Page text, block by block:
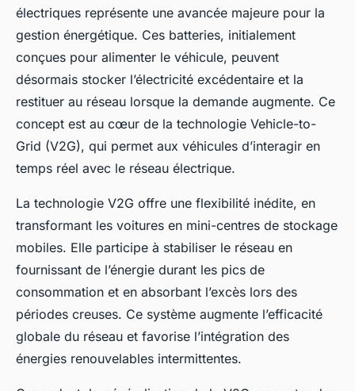
électriques représente une avancée majeure pour la
gestion énergétique. Ces batteries, initialement
conçues pour alimenter le véhicule, peuvent
désormais stocker l’électricité excédentaire et la
restituer au réseau lorsque la demande augmente. Ce
concept est au cœur de la technologie Vehicle-to-
Grid (V2G), qui permet aux véhicules d’interagir en
temps réel avec le réseau électrique.
La technologie V2G offre une flexibilité inédite, en
transformant les voitures en mini-centres de stockage
mobiles. Elle participe à stabiliser le réseau en
fournissant de l’énergie durant les pics de
consommation et en absorbant l’excès lors des
périodes creuses. Ce système augmente l’efficacité
globale du réseau et favorise l’intégration des
énergies renouvelables intermittentes.